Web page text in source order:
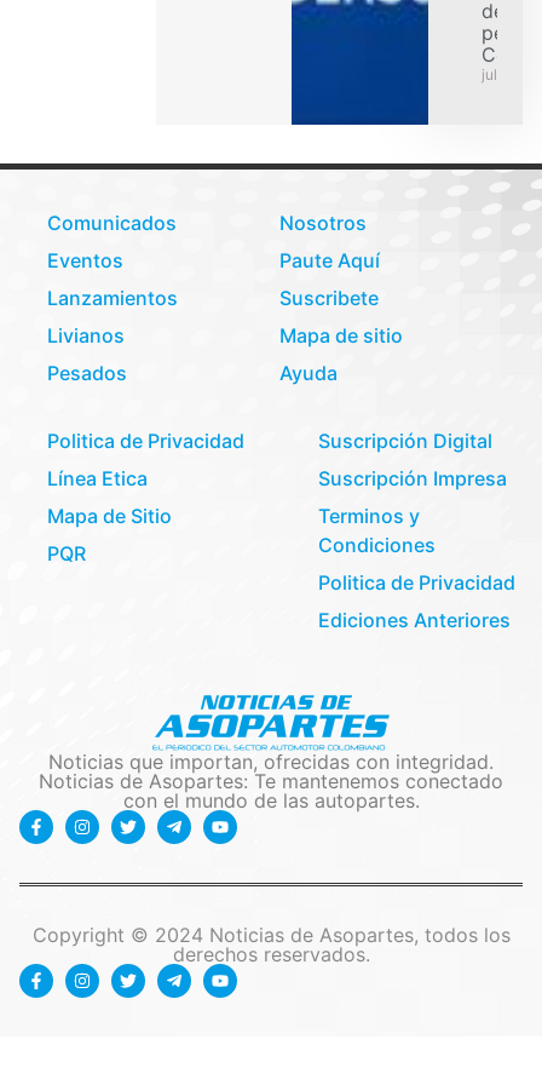
de
julio 31,
Comunicados
Eventos
Lanzamientos
Livianos
Pesados
Nosotros
Paute Aquí
Suscribete
Mapa de sitio
Ayuda
Politica de Privacidad
Línea Etica
Mapa de Sitio
PQR
Suscripción Digital
Suscripción Impresa
Terminos y
Condiciones
Politica de Privacidad
Ediciones Anteriores
Noticias que importan, ofrecidas con integridad.
Noticias de Asopartes: Te mantenemos conectado
con el mundo de las autopartes.
Copyright © 2024 Noticias de Asopartes, todos los
derechos reservados.